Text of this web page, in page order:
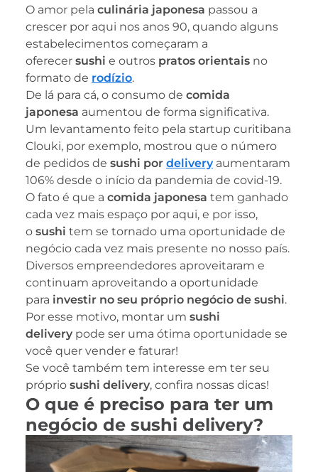
O amor pela culinária japonesa passou a
crescer por aqui nos anos 90, quando alguns
estabelecimentos começaram a
oferecer sushi e outros pratos orientais no
formato de rodízio.
De lá para cá, o consumo de comida
japonesa aumentou de forma significativa.
Um levantamento feito pela startup curitibana
Clouki, por exemplo, mostrou que o número
de pedidos de sushi por delivery aumentaram
106% desde o início da pandemia de covid-19.
O fato é que a comida japonesa tem ganhado
cada vez mais espaço por aqui, e por isso,
o sushi tem se tornado uma oportunidade de
negócio cada vez mais presente no nosso país.
Diversos empreendedores aproveitaram e
continuam aproveitando a oportunidade
para investir no seu próprio negócio de sushi.
Por esse motivo, montar um sushi
delivery pode ser uma ótima oportunidade se
você quer vender e faturar!
Se você também tem interesse em ter seu
próprio sushi delivery, confira nossas dicas!
O que é preciso para ter um
negócio de sushi delivery?